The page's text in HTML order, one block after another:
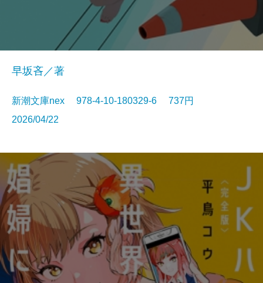
早坂吝／著
新潮文庫nex 978-4-10-180329-6 737円
2026/04/22